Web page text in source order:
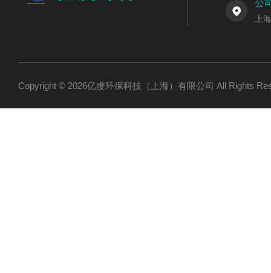
公
上
Copyright © 2026亿虔环保科技（上海）有限公司 All Rights